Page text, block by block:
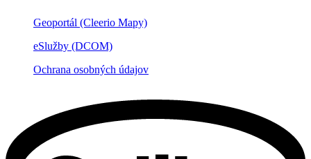
Geoportál (Cleerio Mapy)
eSlužby (DCOM)
Ochrana osobných údajov